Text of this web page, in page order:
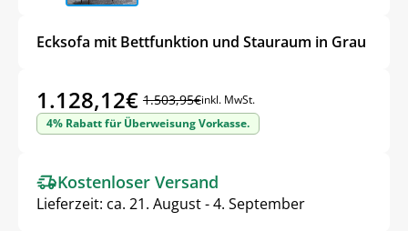
Ecksofa mit Bettfunktion und Stauraum in Grau
1.503,95€
Ursprünglicher
Preis
1.503,95€
1.128,12€
Aktueller
Preis
1.128,12€.
inkl. MwSt.
4% Rabatt für Überweisung Vorkasse.
Kostenloser Versand
Lieferzeit: ca. 21. August - 4. September